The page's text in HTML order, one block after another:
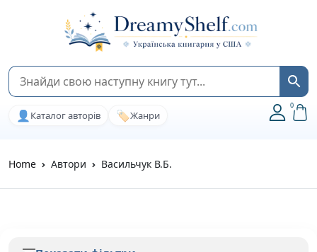
👤 Каталог авторів 🏷️Жанри
0
Home Автори Васильчук В.Б.